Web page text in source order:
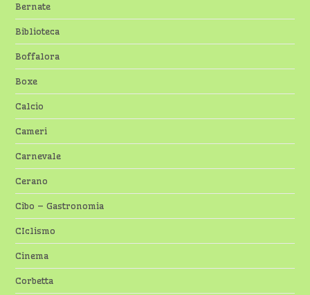
Bernate
Biblioteca
Boffalora
Boxe
Calcio
Cameri
Carnevale
Cerano
Cibo – Gastronomia
CIclismo
Cinema
Corbetta